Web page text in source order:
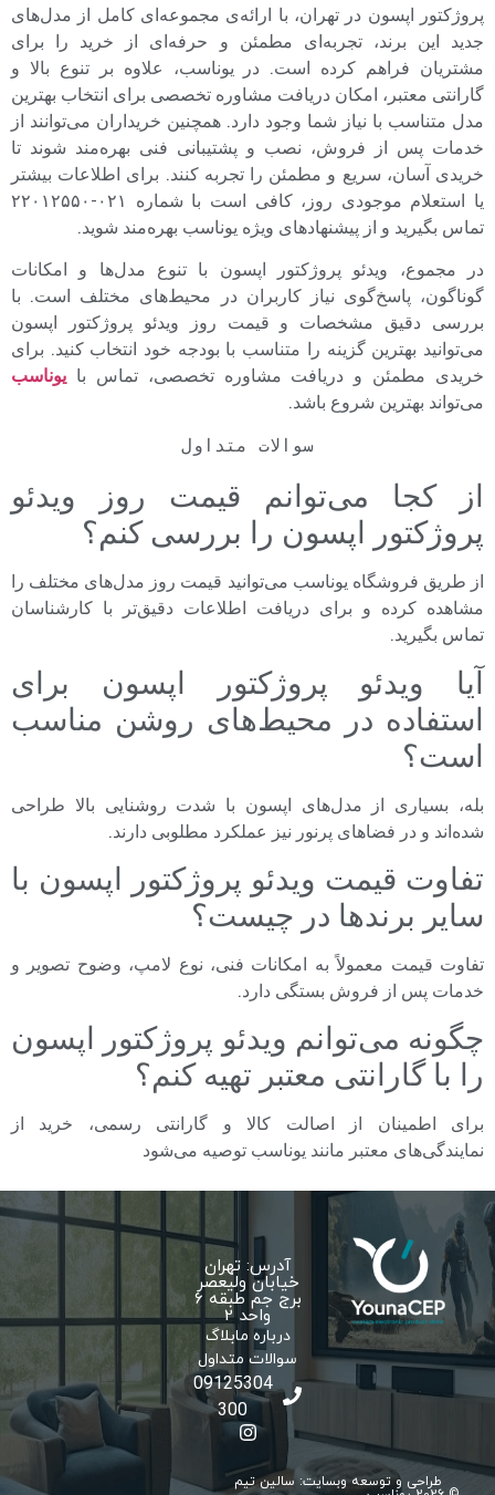
پروژکتور اپسون در تهران، با ارائه‌ی مجموعه‌ای کامل از مدل‌های
جدید این برند، تجربه‌ای مطمئن و حرفه‌ای از خرید را برای
مشتریان فراهم کرده است. در یوناسب، علاوه بر تنوع بالا و
گارانتی معتبر، امکان دریافت مشاوره تخصصی برای انتخاب بهترین
مدل متناسب با نیاز شما وجود دارد. همچنین خریداران می‌توانند از
خدمات پس از فروش، نصب و پشتیبانی فنی بهره‌مند شوند تا
خریدی آسان، سریع و مطمئن را تجربه کنند. برای اطلاعات بیشتر
یا استعلام موجودی روز، کافی است با شماره ۰۲۱-۲۲۰۱۲۵۵۰
تماس بگیرید و از پیشنهادهای ویژه یوناسب بهره‌مند شوید.
در مجموع، ویدئو پروژکتور اپسون با تنوع مدل‌ها و امکانات
گوناگون، پاسخ‌گوی نیاز کاربران در محیط‌های مختلف است. با
بررسی دقیق مشخصات و قیمت روز ویدئو پروژکتور اپسون
می‌توانید بهترین گزینه را متناسب با بودجه خود انتخاب کنید. برای
خریدی مطمئن و دریافت مشاوره تخصصی، تماس با یوناسب
می‌تواند بهترین شروع باشد.
سوالات متداول
از کجا می‌توانم قیمت روز ویدئو
پروژکتور اپسون را بررسی کنم؟
از طریق فروشگاه یوناسب می‌توانید قیمت روز مدل‌های مختلف را
مشاهده کرده و برای دریافت اطلاعات دقیق‌تر با کارشناسان
تماس بگیرید.
آیا ویدئو پروژکتور اپسون برای
استفاده در محیط‌های روشن مناسب
است؟
بله، بسیاری از مدل‌های اپسون با شدت روشنایی بالا طراحی
شده‌اند و در فضاهای پرنور نیز عملکرد مطلوبی دارند.
تفاوت قیمت ویدئو پروژکتور اپسون با
سایر برندها در چیست؟
تفاوت قیمت معمولاً به امکانات فنی، نوع لامپ، وضوح تصویر و
خدمات پس از فروش بستگی دارد.
چگونه می‌توانم ویدئو پروژکتور اپسون
را با گارانتی معتبر تهیه کنم؟
برای اطمینان از اصالت کالا و گارانتی رسمی، خرید از
نمایندگی‌های معتبر مانند یوناسب توصیه می‌شود
آدرس: تهران
خیابان ولیعصر
برج جم طبقه 6
واحد 2
درباره مابلاگ
سوالات متداول
09125304
300
طراحی و توسعه وبسایت: سالین تیم